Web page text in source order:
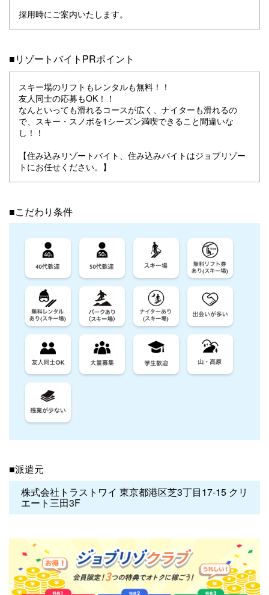
採用時にご案内いたします。
■リゾートバイトPRポイント
スキー場のリフトもレンタルも無料！！
友人同士の応募もOK！！
なんといっても滑れるコースが広く、ナイターも滑れるの
で、スキー・スノボを1シーズン満喫できること間違いな
し！！
【住み込みリゾートバイト、住み込みバイトはジョブリゾー
トにお任せください。】
■こだわり条件
■派遣元
株式会社トラストワイ 東京都港区芝3丁目17-15 クリ
エート三田3F